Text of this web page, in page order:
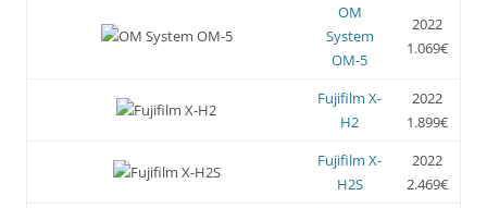
OM
System
OM-5
2022
1.069€
Fujifilm X-
H2
2022
1.899€
Fujifilm X-
H2S
2022
2.469€